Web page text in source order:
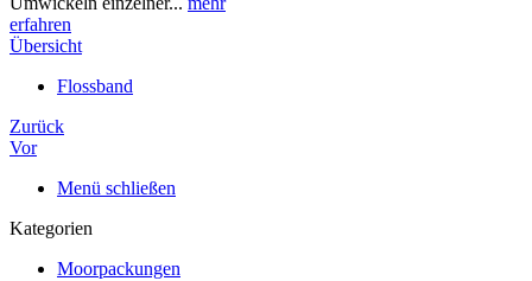
erfahren
Übersicht
Flossband
Zurück
Vor
Menü schließen
Kategorien
Moorpackungen